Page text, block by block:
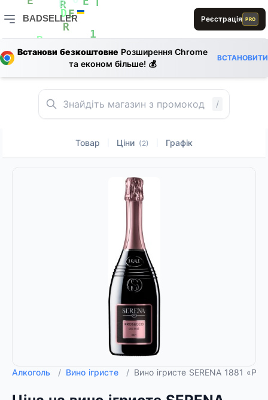
E
E
A
R 0
0
B
B
D
1
0
R
D
BADSELLER
BADSELLER — порівняння цін і знижки
Реєстрація PRO
Встанови безкоштовне Розширення Chrome
та економ більше! 💰
ВСТАНОВИТИ
/
Товар Ціни (2) Графік
Алкоголь / Вино ігристе / Вино ігристе SERENA 1881